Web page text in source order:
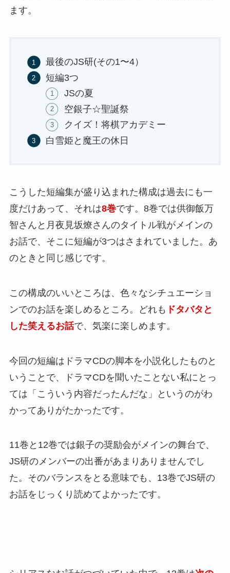
ます。
最後のJS研(その1〜4）
短編3つ
JSの夏
空銀子☆聖誕祭
クイズ！将棋アカデミー
白雪姫と魔王の休日
こうした短編集が盛り込まれた構成は過去にも一
度だけあって、それは8巻です。8巻では供御飯万
智さんと月夜見坂燎さんのタイトル戦がメインの
お話で、そこに短編が3つはさまれていました。あ
のときと同じ感じです。
この構成のいいところは、色々なシチュエーショ
ンでのお話を楽しめるところ。どれも ドタバタと
した笑えるお話で、気楽に楽しめます。
今回の短編はドラマCDの脚本を小説化したものと
いうことで、ドラマCDを聞いたことない私にとっ
ては「こういう内容だったんだな」というのがわ
かってありがたかったです。
11巻と12巻では銀子の奨励会がメインの舞台で、
JS研のメンバーの出番があまりありませんでし
た。そのバランスをとる意味でも、13巻でJS研の
お話をじっくり読めてよかったです。